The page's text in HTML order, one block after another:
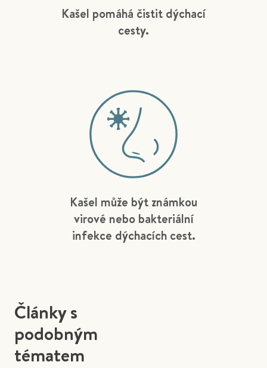
Kašel pomáhá čistit dýchací
cesty.
Kašel může být známkou
virové nebo bakteriální
infekce dýchacích cest.
Články s
podobným
tématem